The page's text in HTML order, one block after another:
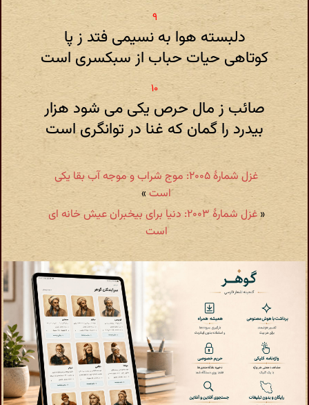
دلبسته هوا به نسیمی فتد ز پا
کوتاهی حیات حباب از سبکسری است
صائب ز مال حرص یکی می شود هزار
بیدرد را گمان که غنا در توانگری است
غزل شمارهٔ ۲۰۰۵: موج شراب و موجه آب بقا یکی
است »
«
غزل شمارهٔ ۲۰۰۳: دنیا برای بیخبران عیش خانه ای
است